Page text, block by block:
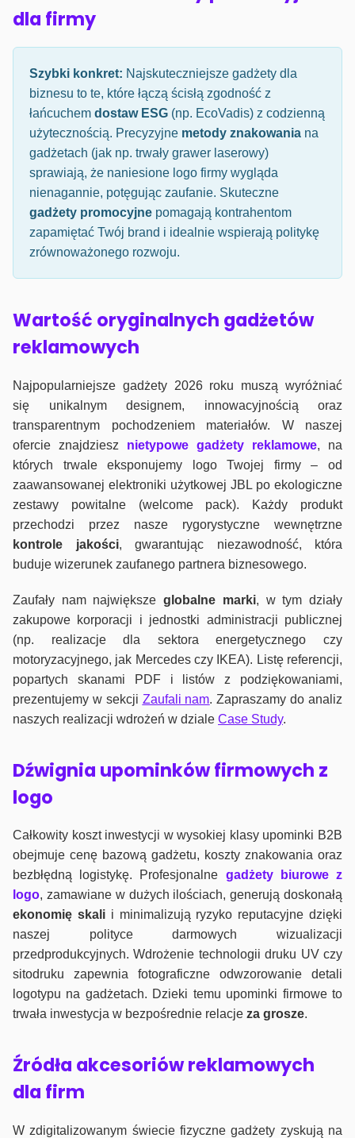
dla firmy
Szybki konkret: Najskuteczniejsze gadżety dla
biznesu to te, które łączą ścisłą zgodność z
łańcuchem dostaw ESG (np. EcoVadis) z codzienną
użytecznością. Precyzyjne metody znakowania na
gadżetach (jak np. trwały grawer laserowy)
sprawiają, że naniesione logo firmy wygląda
nienagannie, potęgując zaufanie. Skuteczne
gadżety promocyjne pomagają kontrahentom
zapamiętać Twój brand i idealnie wspierają politykę
zrównoważonego rozwoju.
Wartość oryginalnych gadżetów
reklamowych
Najpopularniejsze gadżety 2026 roku muszą wyróżniać
się unikalnym designem, innowacyjnością oraz
transparentnym pochodzeniem materiałów. W naszej
ofercie znajdziesz nietypowe gadżety reklamowe, na
których trwale eksponujemy logo Twojej firmy – od
zaawansowanej elektroniki użytkowej JBL po ekologiczne
zestawy powitalne (welcome pack). Każdy produkt
przechodzi przez nasze rygorystyczne wewnętrzne
kontrole jakości, gwarantując niezawodność, która
buduje wizerunek zaufanego partnera biznesowego.
Zaufały nam największeglobalne marki, w tym działy
zakupowe korporacji i jednostki administracji publicznej
(np. realizacje dla sektora energetycznego czy
motoryzacyjnego, jak Mercedes czy IKEA). Listę referencji,
popartych skanami PDF i listów z podziękowaniami,
prezentujemy w sekcji Zaufali nam. Zapraszamy do analiz
naszych realizacji wdrożeń w dziale Case Study.
Dźwignia upominków firmowych z
logo
Całkowity koszt inwestycji w wysokiej klasy upominki B2B
obejmuje cenę bazową gadżetu, koszty znakowania oraz
bezbłędną logistykę. Profesjonalne gadżety biurowe z
logo, zamawiane w dużych ilościach, generują doskonałą
ekonomię skalii minimalizują ryzyko reputacyjne dzięki
naszej polityce darmowych wizualizacji
przedprodukcyjnych. Wdrożenie technologii druku UV czy
sitodruku zapewnia fotograficzne odwzorowanie detali
logotypu na gadżetach. Dzieki temu upominki firmowe to
trwała inwestycja w bezpośrednie relacje za grosze.
Źródła akcesoriów reklamowych
dla firm
W zdigitalizowanym świecie fizyczne gadżety zyskują na